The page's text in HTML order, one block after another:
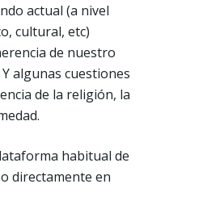
actual (a nivel
cultural, etc)
de nuestro
algunas cuestiones
de la religión, la
habitual de
directamente en